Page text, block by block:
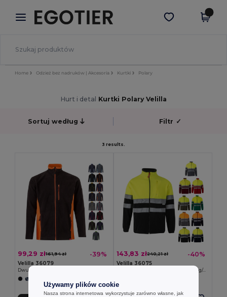
× Aplikacja Egotier
Lepsze ceny w aplikacji!
Pobierz app
Home Odzież bez nadruków | Akcesoria Kurtki Polary
Hurt i detal Kurtki Polary Velilla
Sortuj według Filtr ✓
3 results.
99,29 zł161,94 zł -39%
Velilla 36079
143,83 zł240,21 zł -40%
Velilla 36075
Dwukolorowa kurtka polarowa (280 g/m²), poliester (100%)
Używamy plików cookie
Nasza strona internetowa wykorzystuje zarówno własne, jak